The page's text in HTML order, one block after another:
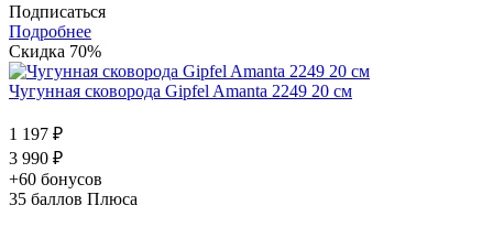
Подписаться
Подробнее
Скидка 70%
Чугунная сковорода Gipfel Amanta 2249 20 см
1 197 ₽
3 990 ₽
+60 бонусов
35 баллов Плюса